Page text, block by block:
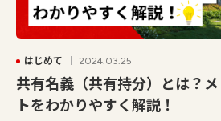
はじめて 2024.03.25
共有名義（共有持分）とは？
トをわかりやすく解説！